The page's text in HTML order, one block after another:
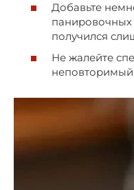
Добавьте
панировочных
получился
Не жалейте
неповторимый